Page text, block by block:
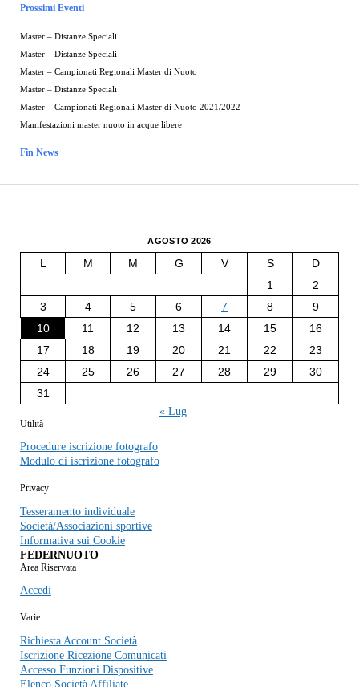
Prossimi Eventi
Master – Distanze Speciali
Master – Distanze Speciali
Master – Campionati Regionali Master di Nuoto
Master – Distanze Speciali
Master – Campionati Regionali Master di Nuoto 2021/2022
Manifestazioni master nuoto in acque libere
Fin News
AGOSTO 2026
L M M G V S
D
1
2
3
4 5 6 7 8
9
10
11 12 13 14 15
16
17
18 19 20 21 22
23
24
25 26 27 28 29
30
31
« Lug
Utilità
Procedure iscrizione fotografo
Modulo di iscrizione fotografo
Privacy
Tesseramento individuale
Società/Associazioni sportive
Informativa sui Cookie
FEDERNUOTO
Area Riservata
Accedi
Varie
Richiesta Account Società
Iscrizione Ricezione Comunicati
Accesso Funzioni Dispositive
Elenco Società Affiliate